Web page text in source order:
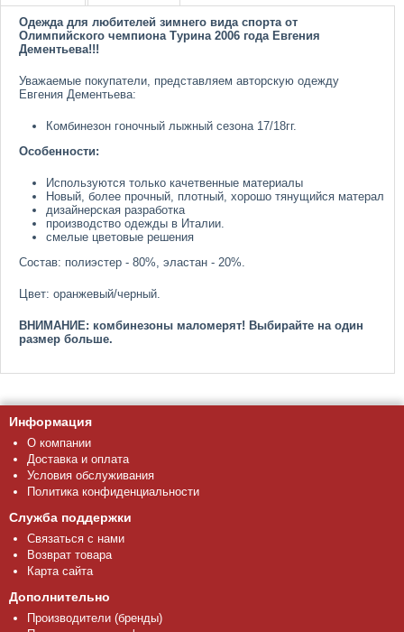
Одежда для любителей зимнего вида спорта от
Олимпийского чемпиона Турина 2006 года Евгения
Дементьева!!!
Уважаемые покупатели, представляем авторскую одежду
Евгения Дементьева:
Комбинезон гоночный лыжный сезона 17/18гг.
Особенности:
Используются только качетвенные материалы
Новый, более прочный, плотный, хорошо тянущийся матерал
дизайнерская разработка
производство одежды в Италии.
смелые цветовые решения
Состав: полиэстер - 80%, эластан - 20%.
Цвет: оранжевый/черный.
ВНИМАНИЕ: комбинезоны маломерят! Выбирайте на один
размер больше.
Информация
О компании
Доставка и оплата
Условия обслуживания
Политика конфиденциальности
Служба поддержки
Связаться с нами
Возврат товара
Карта сайта
Дополнительно
Производители (бренды)